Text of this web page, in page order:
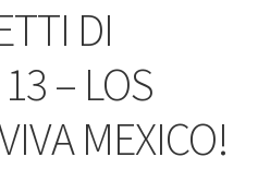
DI
– LOS
MEXICO!